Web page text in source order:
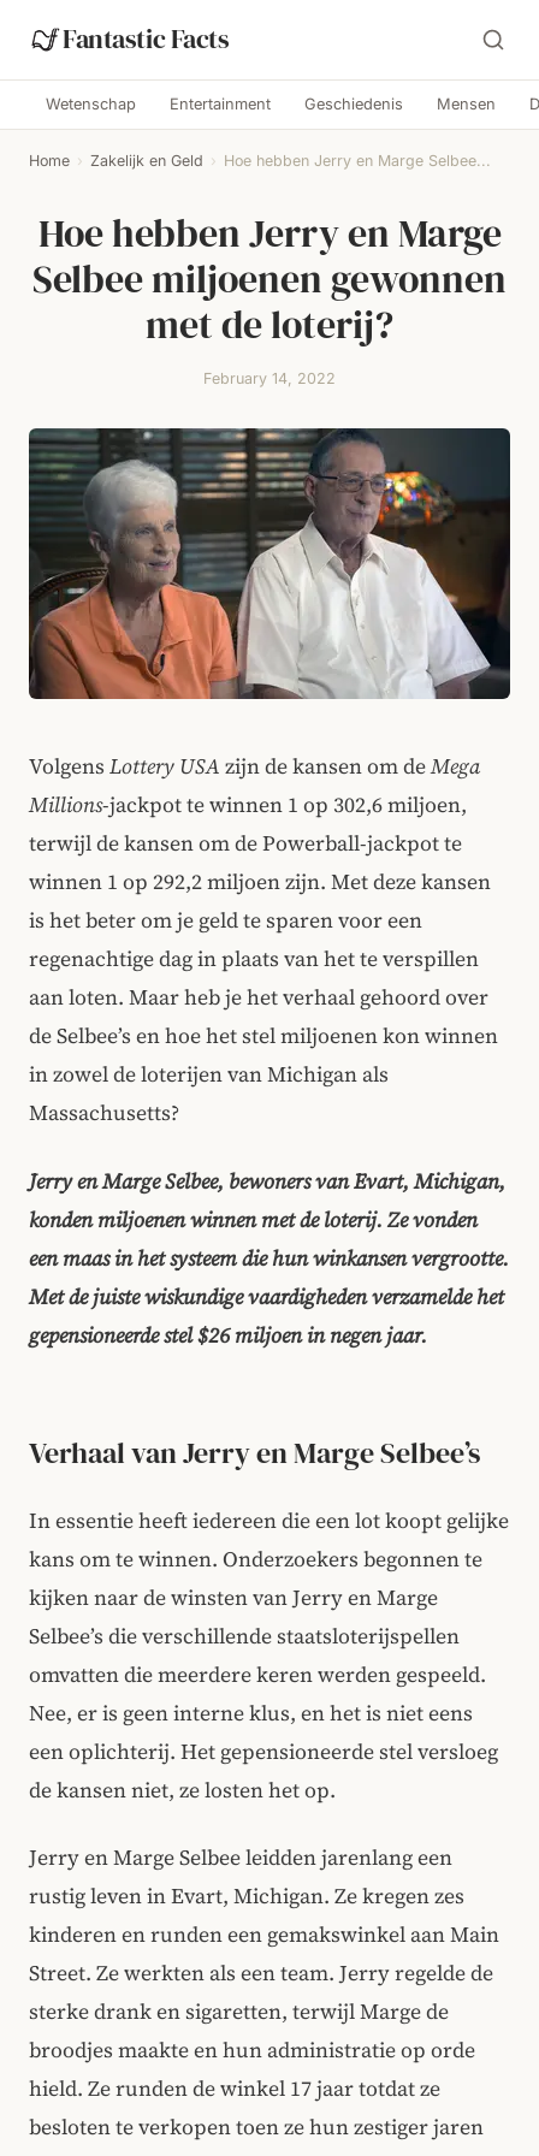
Fantastic Facts
Wetenschap Entertainment Geschiedenis Mensen
Home › Zakelijk en Geld › Hoe hebben Jerry en Marge Selbee...
Hoe hebben Jerry en Marge
Selbee miljoenen gewonnen
met de loterij?
February 14, 2022
Volgens Lottery USA zijn de kansen om deMega
Millions-jackpot te winnen 1 op 302,6 miljoen,
terwijl de kansen om de Powerball-jackpot te
winnen 1 op 292,2 miljoen zijn. Met deze kansen
is het beter om je geld te sparen voor een
regenachtige dag in plaats van het te verspillen
aan loten. Maar heb je het verhaal gehoord over
de Selbee’s en hoe het stel miljoenen kon winnen
in zowel de loterijen van Michigan als
Massachusetts?
Jerry en Marge Selbee, bewoners van Evart, Michigan,
konden miljoenen winnen met de loterij. Ze vonden
een maas in het systeem die hun winkansen vergrootte.
Met de juiste wiskundige vaardigheden verzamelde het
gepensioneerde stel $26 miljoen in negen jaar.
Verhaal van Jerry en Marge Selbee’s
In essentie heeft iedereen die een lot koopt gelijke
kans om te winnen. Onderzoekers begonnen te
kijken naar de winsten van Jerry en Marge
Selbee’s die verschillende staatsloterijspellen
omvatten die meerdere keren werden gespeeld.
Nee, er is geen interne klus, en het is niet eens
een oplichterij. Het gepensioneerde stel versloeg
de kansen niet, ze losten het op.
Jerry en Marge Selbee leidden jarenlang een
rustig leven in Evart, Michigan. Ze kregen zes
kinderen en runden een gemakswinkel aan Main
Street. Ze werkten als een team. Jerry regelde de
sterke drank en sigaretten, terwijl Marge de
broodjes maakte en hun administratie op orde
hield. Ze runden de winkel 17 jaar totdat ze
besloten te verkopen toen ze hun zestiger jaren